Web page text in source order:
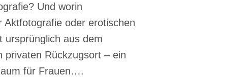
Und worin
Aktfotografie oder erotischen
ursprünglich aus dem
privaten Rückzugsort – ein
für Frauen….